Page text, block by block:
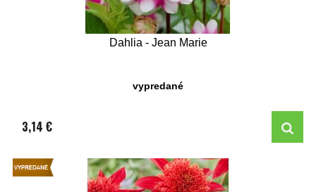
Dahlia - Jean Marie
vypredané
3,14 €